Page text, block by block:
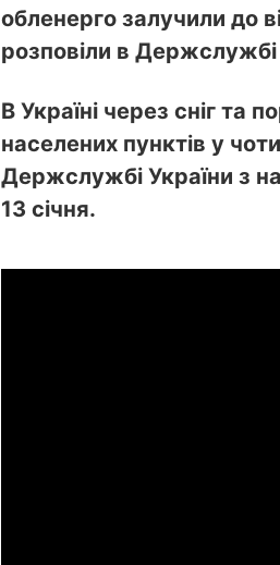
обленерго залучили до
розповіли в Держслужбі
В Україні через сніг та
населених пунктів у
Держслужбі України з
13 січня.